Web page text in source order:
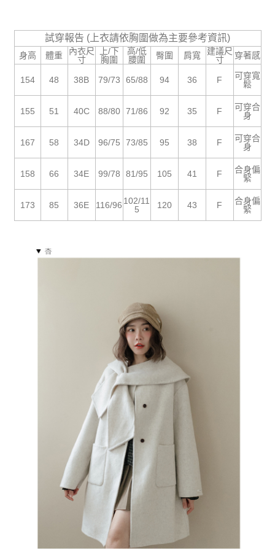
試穿報告 (上衣請依胸圍做為主要參考資訊)
身高 體重
內衣尺
寸
上/下
胸圍
高/低
腰圍
臀圍 肩寬
建議尺
寸
穿著感
154 48 38B 79/73 65/88 94 36 F
可穿寬
鬆
155 51 40C 88/80 71/86 92 35 F
可穿合
身
167 58 34D 96/75 73/85 95 38 F
可穿合
身
158 66 34E 99/78 81/95 105 41 F
合身偏
緊
173 85 36E 116/96 102/11
5
120 43 F
合身偏
緊